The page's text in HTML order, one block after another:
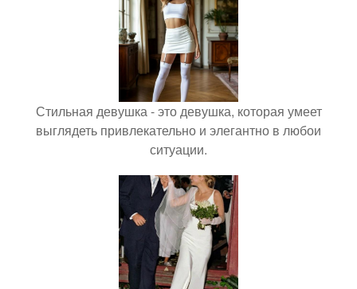
Стильная девушка - это девушка, которая умеет
выглядеть привлекательно и элегантно в любои
ситуации.